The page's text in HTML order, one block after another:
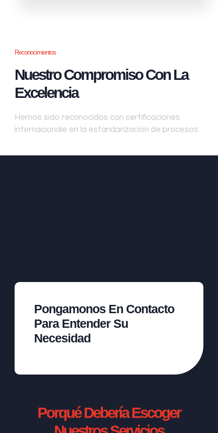
Reconocimientos
Nuestro Compromiso Con La
Excelencia
Hemos sido reconocidos con certificaciones
internacionale en la estandarización de procesos:
Pongamonos En Contacto
Para Entender Su
Necesidad
Porqué Debería Escoger